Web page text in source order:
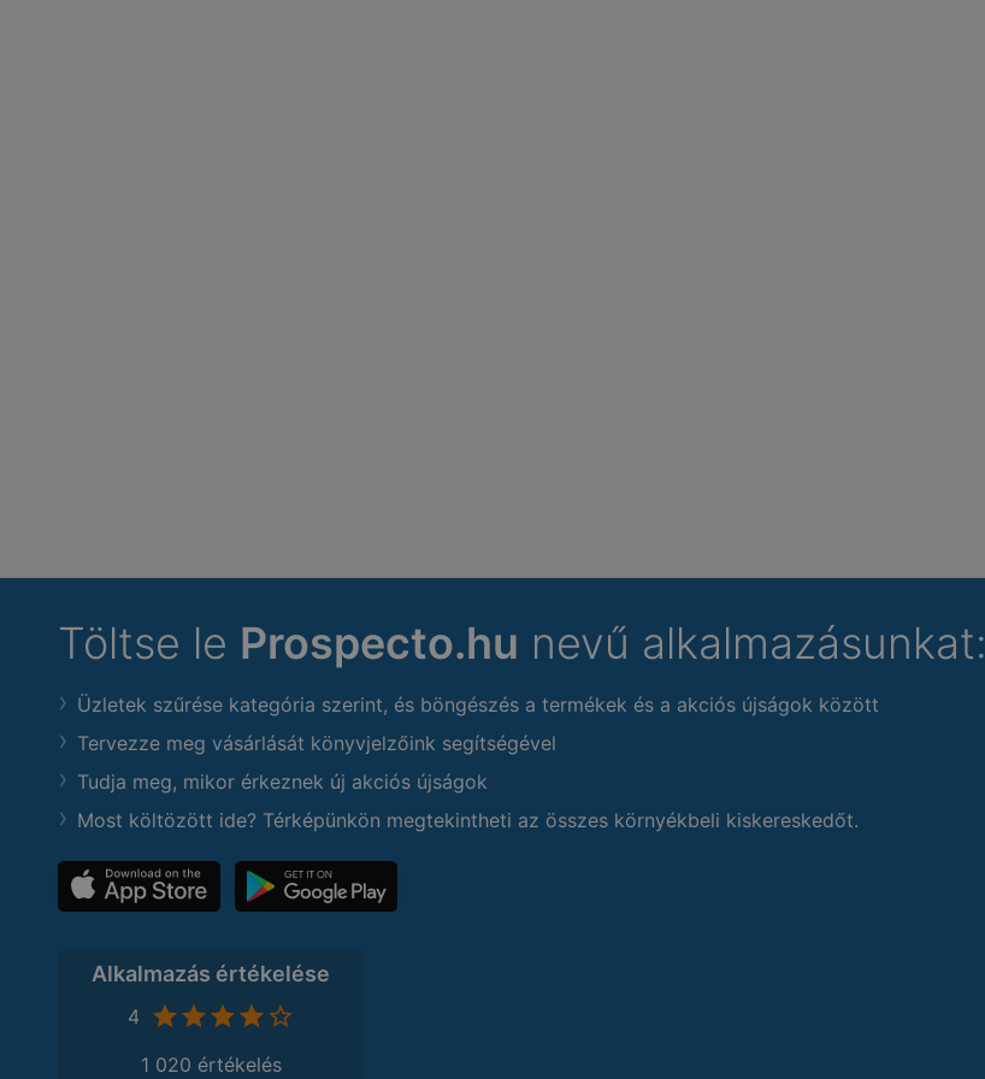
Töltse le Prospecto.hu nevű alkalmazásunkat:
Üzletek szűrése kategória szerint, és böngészés a termékek és a akciós újságok között
Tervezze meg vásárlását könyvjelzőink segítségével
Tudja meg, mikor érkeznek új akciós újságok
Most költözött ide? Térképünkön megtekintheti az összes környékbeli kiskereskedőt.
Alkalmazás értékelése
4
1 020 értékelés